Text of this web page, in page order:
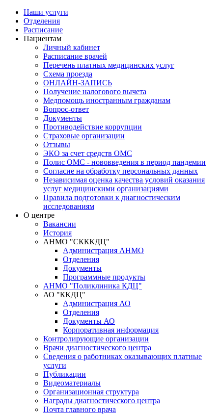
Наши услуги
Отделения
Расписание
Пациентам
Личный кабинет
Расписание врачей
Перечень платных медицинских услуг
Схема проезда
ОНЛАЙН-ЗАПИСЬ
Получение налогового вычета
Медпомощь иностранным гражданам
Вопрос-ответ
Документы
Противодействие коррупции
Страховые организации
Отзывы
ЭКО за счет средств ОМС
Полис ОМС - нововведения в период пандемии
Согласие на обработку персональных данных
Независимая оценка качества условий оказания
услуг медицинскими организациями
Правила подготовки к диагностическим
исследованиям
О центре
Вакансии
История
АНМО "СКККДЦ"
Администрация АНМО
Отделения
Документы
Программные продукты
АНМО "Поликлиника КДЦ"
АО "ККДЦ"
Администрация АО
Отделения
Документы АО
Корпоративная информация
Контролирующие организации
Врачи диагностического центра
Сведения о работниках оказывающих платные
услуги
Публикации
Видеоматериалы
Организационная структура
Награды диагностического центра
Почта главного врача